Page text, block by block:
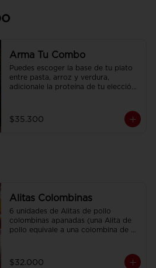
Arma Tu Combo
Puedes escoger la base de tu plato
entre pasta, arroz y verdura,
adicionale la proteína de tu elección,
$35.300
Alitas Colombinas
6 unidades de Alitas de pollo
colombinas apanadas (una Alita de
pollo equivale a una colombina de
$32.000